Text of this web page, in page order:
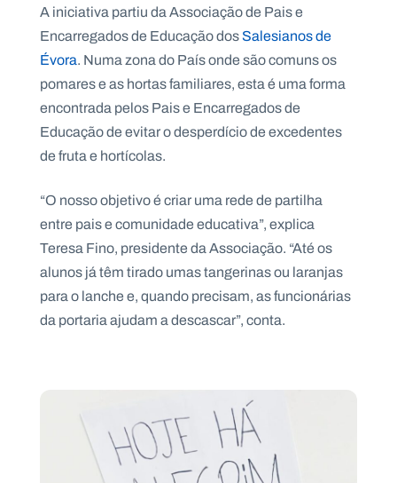
A iniciativa partiu da Associação de Pais e
Encarregados de Educação dosSalesianos de
Évora. Numa zona do País onde são comuns os
pomares e as hortas familiares, esta é uma forma
encontrada pelos Pais e Encarregados de
Educação de evitar o desperdício de excedentes
de fruta e hortícolas.
“O nosso objetivo é criar uma rede de partilha
entre pais e comunidade educativa”, explica
Teresa Fino, presidente da Associação. “Até os
alunos já têm tirado umas tangerinas ou laranjas
para o lanche e, quando precisam, as funcionárias
da portaria ajudam a descascar”, conta.
A
g
e
d
a
C
o
n
a
c
t
o
s
w
e
tt
e